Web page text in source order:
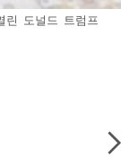
린 도널드 트럼프